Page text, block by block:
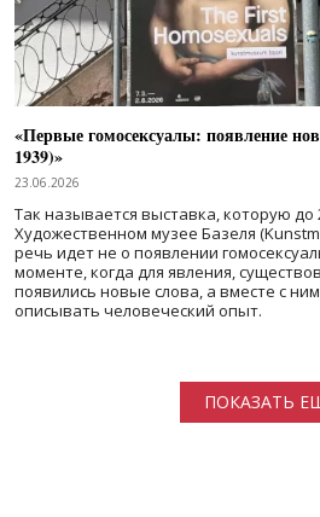
«Первые гомосексуалы: появление
1939)»
23.06.2026
Так называется выставка, которую до
Художественном музее Базеля
речь идет не о появлении
моменте, когда для явления,
появились новые слова, а вместе с
описывать человеческий опыт.
ПОКАЗАТЬ